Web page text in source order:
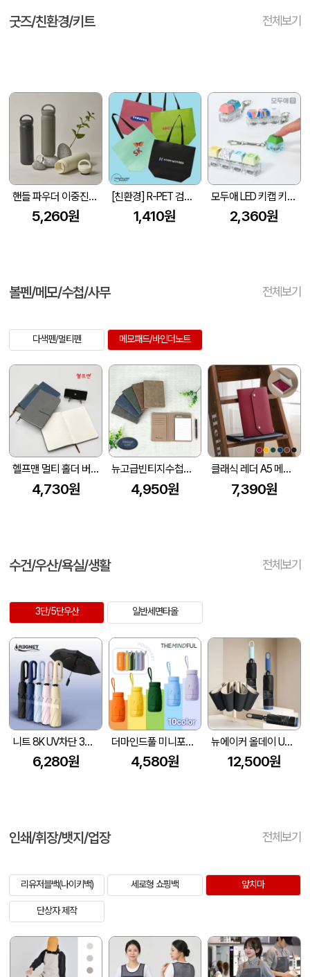
굿즈/친환경/키트 전체보기
핸들 파우더 이중진공 스텐텀블러 500ml 손잡이 텀블러
5,260원
[친환경] R-PET 검정내피 리유저블백 (4색/중형/170g)(450x150x400mm)
1,410원
모두애 LED 키캡 키링 굿즈
2,360원
볼펜/메모/수첩/사무 전체보기
다색펜/멀티펜 메모패드/바인더노트
헬프맨 멀티 홀더 버클 메모노트(A5
4,730원
뉴고급빈티지수첩메모패드
4,950원
클래식 레더 A5 메모패드 날개형 (215*160mm) (고급선물용 자석케이스 포함)
7,390원
수건/우산/욕실/생활 전체보기
3단/5단우산 일반세면타올
니트 8K UV차단 3단 완자동 양우산
6,280원
더마인드풀 미니포켓 UV차단 암막 파스텔 우양산 색상 10종
4,580원
뉴에이커 올데이 UV차단 8K 3단 거꾸로 자동 양우산 고리 손잡이
12,500원
인쇄/휘장/뱃지/업장 전체보기
리유저블백(나이키백) 세로형 쇼핑백 앞치마
단상자 제작